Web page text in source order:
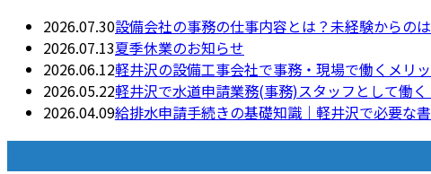
2026.07.30設備会社の事務の仕事内容とは？未経験からの
2026.07.13夏季休業のお知らせ
2026.06.12軽井沢の設備工事会社で事務・現場で働くメリ
2026.05.22軽井沢で水道申請業務(事務)スタッフとして働
2026.04.09給排水申請手続きの基礎知識｜軽井沢で必要な